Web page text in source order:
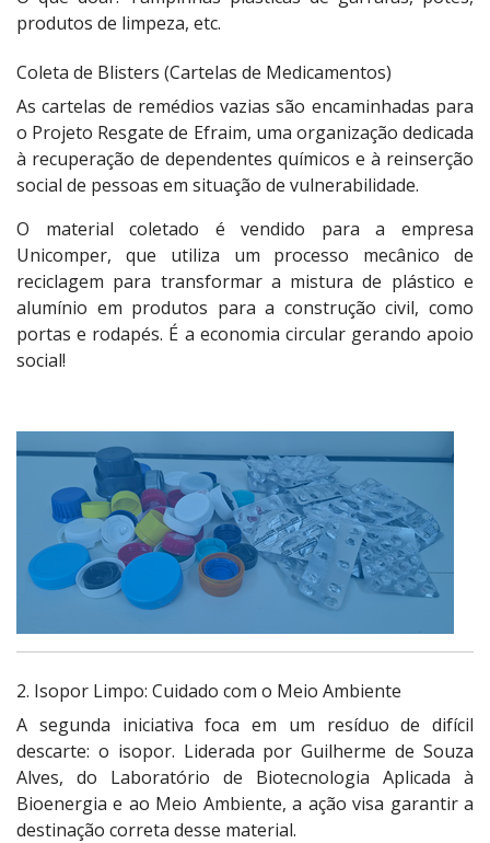
produtos de limpeza, etc.
Coleta de Blisters (Cartelas de Medicamentos)
As cartelas de remédios vazias são encaminhadas para
o Projeto Resgate de Efraim, uma organização dedicada
à recuperação de dependentes químicos e à reinserção
social de pessoas em situação de vulnerabilidade.
O material coletado é vendido para a empresa
Unicomper, que utiliza um processo mecânico de
reciclagem para transformar a mistura de plástico e
alumínio em produtos para a construção civil, como
portas e rodapés. É a economia circular gerando apoio
social!
2. Isopor Limpo: Cuidado com o Meio Ambiente
A segunda iniciativa foca em um resíduo de difícil
descarte: o isopor. Liderada por Guilherme de Souza
Alves, do Laboratório de Biotecnologia Aplicada à
Bioenergia e ao Meio Ambiente, a ação visa garantir a
destinação correta desse material.